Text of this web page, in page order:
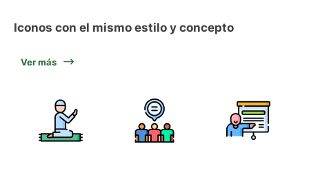
Iconos con el mismo estilo y concepto
Ver más